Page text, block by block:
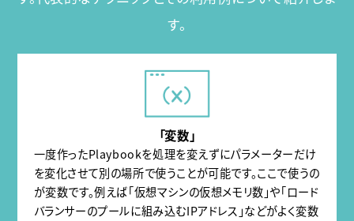
す。
「変数」
一度作ったPlaybookを処理を変えずにパラメーターだけ
を変化させて別の場所で使うことが可能です。ここで使うの
が変数です。例えば「仮想マシンの仮想メモリ数」や「ロード
バランサーのプールに組み込むIPアドレス」などがよく変数